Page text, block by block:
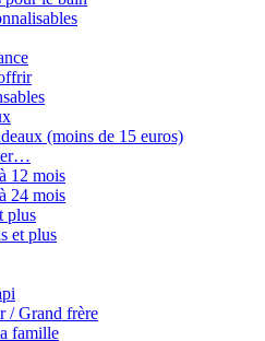
(moins de 15 euros)
12 mois
24 mois
plus
et plus
/ Grand frère
famille